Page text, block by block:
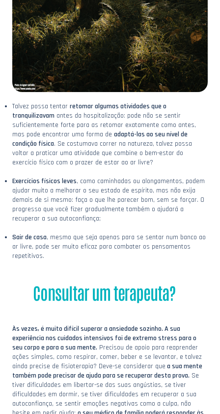
Talvez possa tentar retomar algumas atividades que o
tranquilizavam antes da hospitalização: pode não se sentir
suficientemente forte para as retomar exatamente como antes,
mas pode encontrar uma forma de adaptá-las ao seu nível de
condição física. Se costumava correr na natureza, talvez possa
voltar a praticar uma atividade que combine o bem-estar do
exercício físico com o prazer de estar ao ar livre?
Exercícios físicos leves, como caminhadas ou alongamentos, podem
ajudar muito a melhorar o seu estado de espírito, mas não exija
demais de si mesmo: faça o que lhe parecer bom, sem se forçar. O
progresso que você fizer gradualmente também o ajudará a
recuperar a sua autoconfiança;
Sair de casa, mesmo que seja apenas para se sentar num banco ao
ar livre, pode ser muito eficaz para combater os pensamentos
repetitivos.
Consultar um terapeuta?
Às vezes, é muito difícil superar a ansiedade sozinho. A sua
experiência nos cuidados intensivos foi de extremo stress para o
seu corpo e para a sua mente. Precisou de apoio para reaprender
ações simples, como respirar, comer, beber e se levantar, e talvez
ainda precise de fisioterapia? Deve-se considerar quea sua mente
também pode precisar de ajuda para se recuperar desta prova. Se
tiver dificuldades em libertar-se das suas angústias, se tiver
dificuldades em dormir, se tiver dificuldades em recuperar a sua
autoconfiança, se sentir emoções negativas como a culpa, não